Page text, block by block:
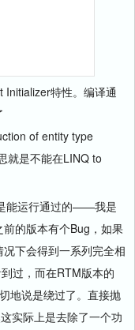
Initializer特性。编译通
of entity type
就是不能在LINQ to
能运行通过的——我是
的版本有个Bug，如果
下会得到一系列完全相
过，而在RTM版本的
地说是绕过了。直接抛
实际上是去除了一个功